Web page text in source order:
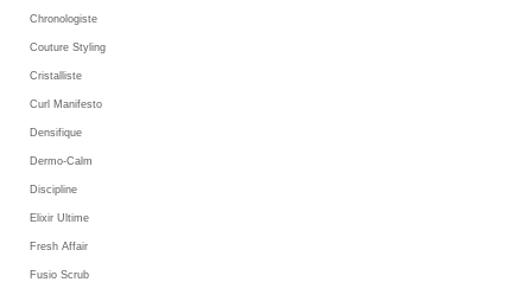
Chronologiste
Couture Styling
Cristalliste
Curl Manifesto
Densifique
Dermo-Calm
Discipline
Elixir Ultime
Fresh Affair
Fusio Scrub